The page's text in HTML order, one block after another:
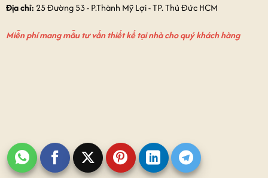
Địa chỉ: 25 Đường 53 - P.Thành Mỹ Lợi - TP. Thủ Đức HCM
Miễn phí mang mẫu tư vấn thiết kế tại nhà cho quý khách hàng